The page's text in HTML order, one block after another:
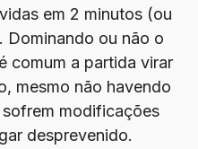
em 2 minutos (ou
Dominando ou não o
comum a partida virar
mesmo não havendo
modificações
desprevenido.